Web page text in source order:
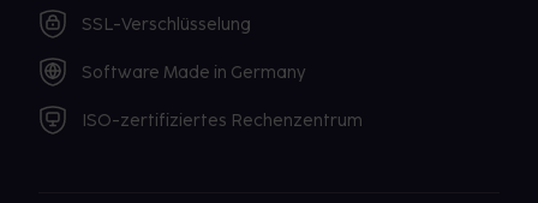
SSL-Verschlüsselung
Software Made in Germany
ISO-zertifiziertes Rechenzentrum